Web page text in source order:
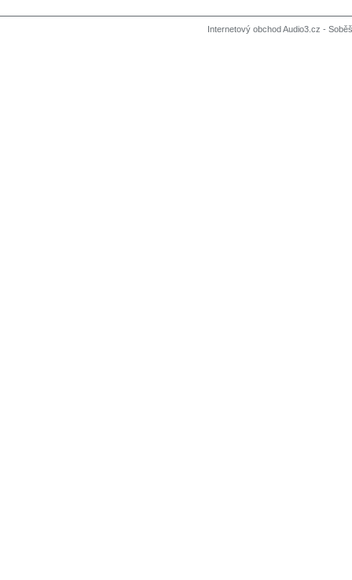
Internetový obchod Audio3.cz -